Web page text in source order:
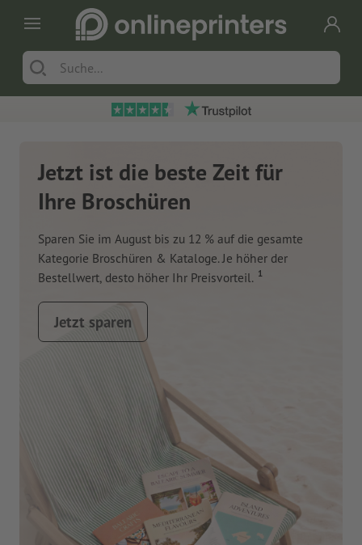
Jetzt ist die beste Zeit für
Ihre Broschüren
Sparen Sie im August bis zu 12 % auf die gesamte
Kategorie Broschüren & Kataloge. Je höher der
Bestellwert, desto höher Ihr Preisvorteil. 1
Jetzt sparen